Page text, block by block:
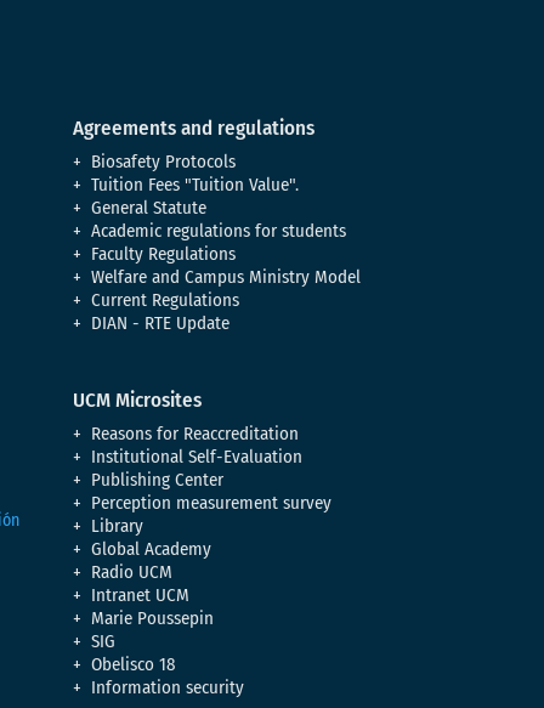
Agreements and regulations
Biosafety Protocols
Tuition Fees "Tuition Value".
General Statute
Academic regulations for students
Faculty Regulations
Welfare and Campus Ministry Model
Current Regulations
DIAN - RTE Update
UCM Microsites
Reasons for Reaccreditation
Institutional Self-Evaluation
Publishing Center
Perception measurement survey
Library
Global Academy
Radio UCM
Intranet UCM
Marie Poussepin
SIG
Obelisco 18
Information security